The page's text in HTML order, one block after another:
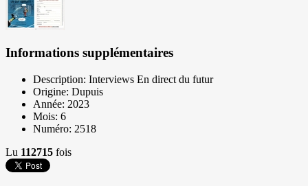
Informations supplémentaires
Description: Interviews En direct du futur
Origine: Dupuis
Année: 2023
Mois: 6
Numéro: 2518
Lu 112715 fois